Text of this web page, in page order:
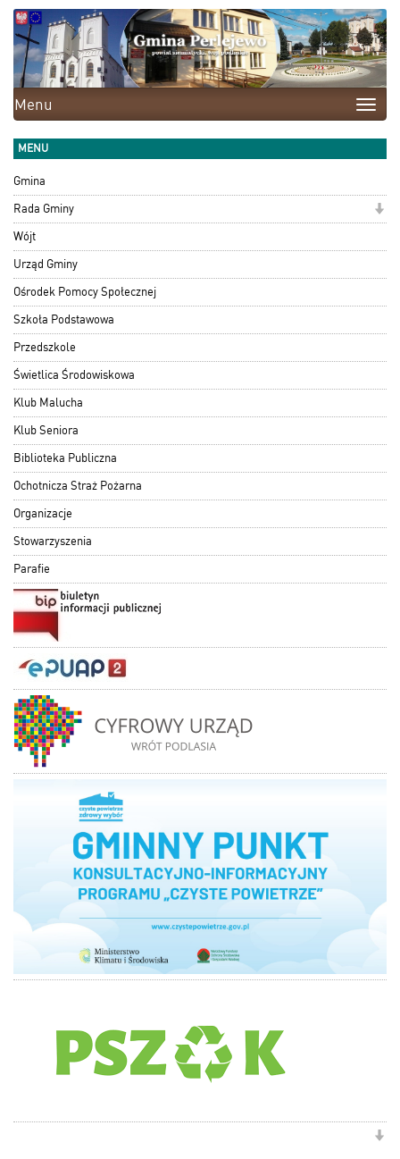
Toggle
Menu
MENU
Gmina
Rada Gminy
Wójt
Urząd Gminy
Ośrodek Pomocy Społecznej
Szkoła Podstawowa
Przedszkole
Świetlica Środowiskowa
Klub Malucha
Klub Seniora
Biblioteka Publiczna
Ochotnicza Straż Pożarna
Organizacje
Stowarzyszenia
Parafie